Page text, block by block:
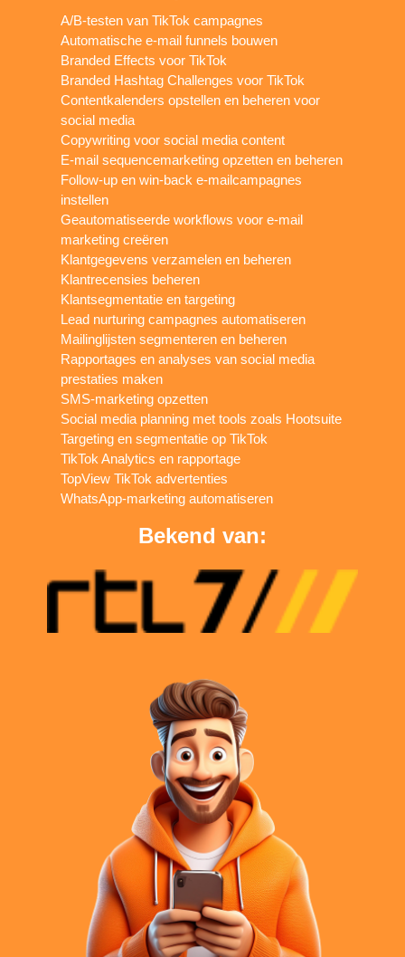
A/B-testen van TikTok campagnes
Automatische e-mail funnels bouwen
Branded Effects voor TikTok
Branded Hashtag Challenges voor TikTok
Contentkalenders opstellen en beheren voor
social media
Copywriting voor social media content
E-mail sequencemarketing opzetten en beheren
Follow-up en win-back e-mailcampagnes
instellen
Geautomatiseerde workflows voor e-mail
marketing creëren
Klantgegevens verzamelen en beheren
Klantrecensies beheren
Klantsegmentatie en targeting
Lead nurturing campagnes automatiseren
Mailinglijsten segmenteren en beheren
Rapportages en analyses van social media
prestaties maken
SMS-marketing opzetten
Social media planning met tools zoals Hootsuite
Targeting en segmentatie op TikTok
TikTok Analytics en rapportage
TopView TikTok advertenties
WhatsApp-marketing automatiseren
Bekend van: